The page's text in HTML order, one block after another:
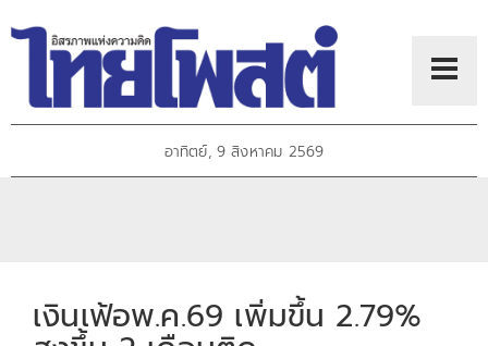
อาทิตย์, 9 สิงหาคม 2569
เงินเฟ้อพ.ค.69 เพิ่มขึ้น 2.79%